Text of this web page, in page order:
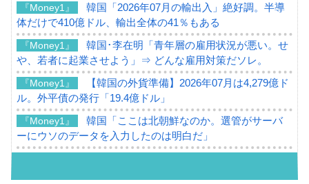
『Money1』
韓国「2026年07月の輸出入」絶好調。半導
体だけで410億ドル、輸出全体の41％もある
『Money1』
韓国･李在明「青年層の雇用状況が悪い。せ
や、若者に起業させよう」⇒ どんな雇用対策だソレ。
『Money1』
【韓国の外貨準備】2026年07月は4,279億ド
ル。外平債の発行「19.4億ドル」
『Money1』
韓国「ここは北朝鮮なのか。選管がサーバ
ーにウソのデータを入力したのは明白だ」